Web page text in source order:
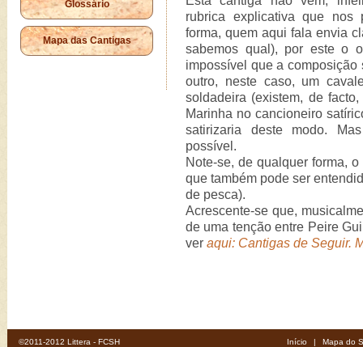
Glossário
Mapa das Cantigas
rubrica explicativa que nos
forma, quem aqui fala envia
sabemos qual), por este o
impossível que a
outro, neste caso, um
soldadeira (existem, de
Marinha no cancioneiro
satirizaria deste modo.
possível.
Note-se, de qualquer forma,
que também pode ser
de pesca).
Acrescente-se que,
de uma tenção entre Peire
ver aqui: Cantigas de Seguir.
©2011-2012 Littera - FCSH Início | Mapa do